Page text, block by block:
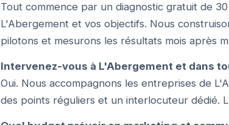
Tout commence par un diagnostic gratuit de
L'Abergement et vos objectifs. Nous
pilotons et mesurons les résultats mois après
Intervenez-vous à L'Abergement et dans
Oui. Nous accompagnons les entreprises de
des points réguliers et un interlocuteur dédié.